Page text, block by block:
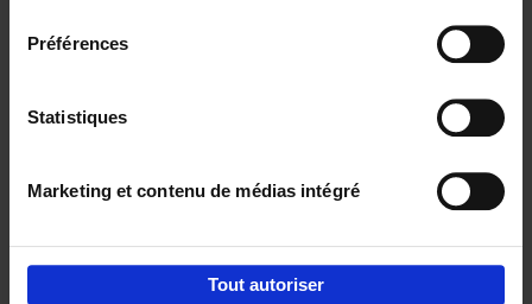
Préférences
Statistiques
Marketing et contenu de médias intégré
Tout autoriser
Digital marketing like a PRO -
completely revised edition (EN)